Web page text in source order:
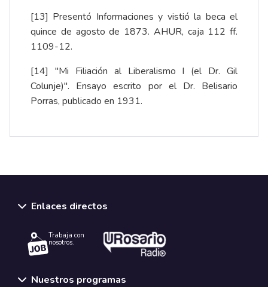
[13] Presentó Informaciones y vistió la beca el
quince de agosto de 1873. AHUR, caja 112 ff.
1109-12.
[14] "Mi Filiación al Liberalismo I (el Dr. Gil
Colunje)". Ensayo escrito por el Dr. Belisario
Porras, publicado en 1931.
Enlaces directos
Trabaja con
nosotros.
Nuestros programas